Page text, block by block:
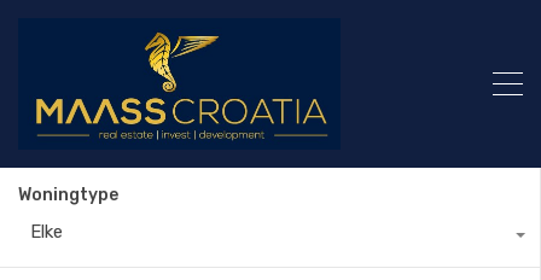
Woningtype
Elke